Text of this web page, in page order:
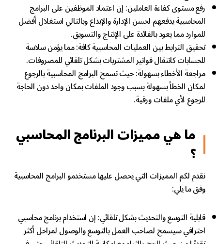
رفع مستوى كفاءة العاملين: إن اعتماد الموظفين على البرامج
المحاسبية يدفعهم لحسن الإدارة والإبداع وبالتالي استغلال أفضل
للموارد مما يعود بالفائدة على الإنتاج والتسويق.
تحقيق الترابط بين العمليات المحاسبية كافة: مما يؤمن سلاسة
للحسابات كانتقال فواتير المشتريات بشكل تلقائي للمصروفات.
مراجعة الأخطاء بسهولة: حيث تسمح البرامج المحاسبية بالرجوع
لمكان الخطأ بسهولة بسبب وجود الملفات بمكان واحد دون الحاجة
للرجوع لأي ملفات ورقية.
ما هي مميزات البرنامج المحاسبي
؟
نقدم لكم المميزات التي يحصل عليها مستخدمو البرامج المحاسبية
وفق ما يلي:
قابلية التوسع والتحديث بشكل تلقائي: إن استخدام برنامج محاسبي
احترافي سيسمح لصاحب العمل بالتوسع والوصول لمراحل أكثر